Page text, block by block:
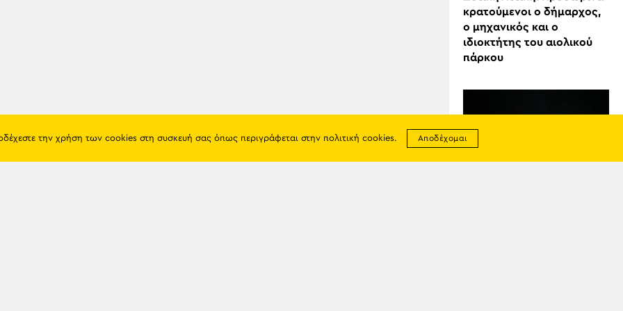
κρατούμενοι ο δήμαρχος,
ο μηχανικός και ο
ιδιοκτήτης του αιολικού
πάρκου
την χρήση των cookies στη συσκευή σας όπως περιγράφεται στην πολιτική cookies. Αποδέχομαι